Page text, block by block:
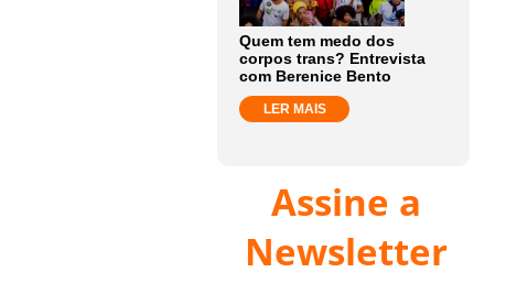
Quem tem medo dos
corpos trans? Entrevista
com Berenice Bento
LER MAIS
Assine a
Newsletter